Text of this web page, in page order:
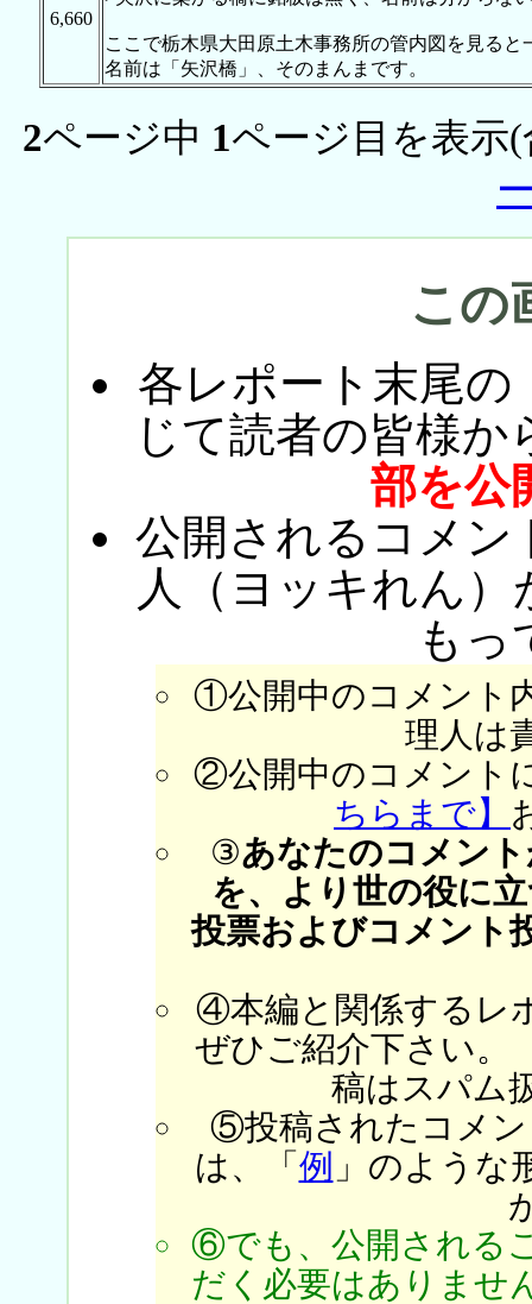
6,660
ここで栃木県大田原土木事務所の管内図を見ると
名前は「矢沢橋」、そのまんまです。
2ページ中 1ページ目を表示(
この
各レポート末尾の
じて読者の皆様か
部を公
公開されるコメン
人（ヨッキれん
もっ
①公開中のコメント
理人は
②公開中のコメント
ちらまで】
③あなたのコメン
を、より世の役に
投票およびコメント
④本編と関係するレ
ぜひご紹介下さい。
稿はスパム
⑤投稿されたコメン
は、「 例 」のような
⑥でも、公開される
だく必要はありませ